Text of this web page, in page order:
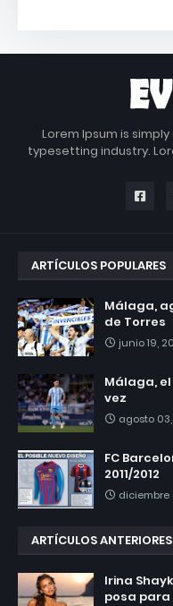
Lorem Ipsum is
typesetting industry.
ARTÍCULOS POPULARES
Málaga,
de Torres
junio 19,
Málaga,
vez
agosto
FC
2011/2012
diciembre
ARTÍCULOS ANTERIORES
Irina
posa para